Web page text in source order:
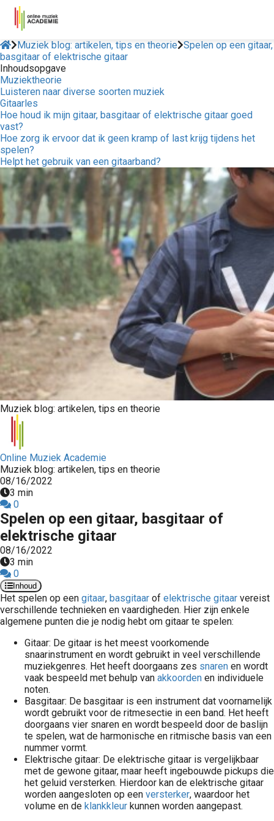
Muziek blog: artikelen, tips en theorie Spelen op een gitaar,
basgitaar of elektrische gitaar
Inhoudsopgave
Muziektheorie
Luisteren naar diverse soorten muziek
Gitaarles
Hoe houd ik mijn gitaar, basgitaar of elektrische gitaar goed
vast?
Hoe zorg ik ervoor dat ik geen kramp of last krijg tijdens het
spelen?
Helpt het gebruik van een gitaarband?
Muziek blog: artikelen, tips en theorie
Online Muziek Academie
Muziek blog: artikelen, tips en theorie
08/16/2022
3 min
0
Spelen op een gitaar, basgitaar of
elektrische gitaar
08/16/2022
3 min
0
Inhoud
Het spelen op een gitaar, basgitaar of elektrische gitaar vereist
verschillende technieken en vaardigheden. Hier zijn enkele
algemene punten die je nodig hebt om gitaar te spelen:
Gitaar: De gitaar is het meest voorkomende
snaarinstrument en wordt gebruikt in veel verschillende
muziekgenres. Het heeft doorgaans zes snaren en wordt
vaak bespeeld met behulp van akkoorden en individuele
noten.
Basgitaar: De basgitaar is een instrument dat voornamelijk
wordt gebruikt voor de ritmesectie in een band. Het heeft
doorgaans vier snaren en wordt bespeeld door de baslijn
te spelen, wat de harmonische en ritmische basis van een
nummer vormt.
Elektrische gitaar: De elektrische gitaar is vergelijkbaar
met de gewone gitaar, maar heeft ingebouwde pickups die
het geluid versterken. Hierdoor kan de elektrische gitaar
worden aangesloten op een versterker, waardoor het
volume en de klankkleur kunnen worden aangepast.